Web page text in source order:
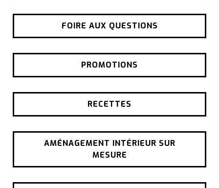
FOIRE AUX QUESTIONS
PROMOTIONS
RECETTES
AMÉNAGEMENT INTÉRIEUR SUR
MESURE